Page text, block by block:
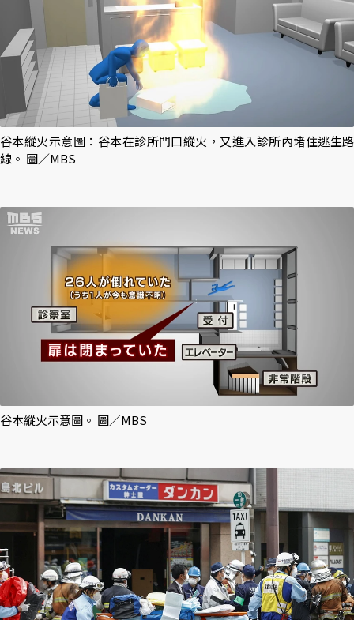
谷本縱火示意圖：谷本在診所門口縱火，又進入診所內堵住逃生路
線。 圖／MBS
谷本縱火示意圖。 圖／MBS